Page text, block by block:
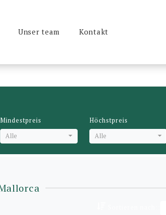
Unser team Kontakt
Mindestpreis
Alle
Höchstpreis
Alle